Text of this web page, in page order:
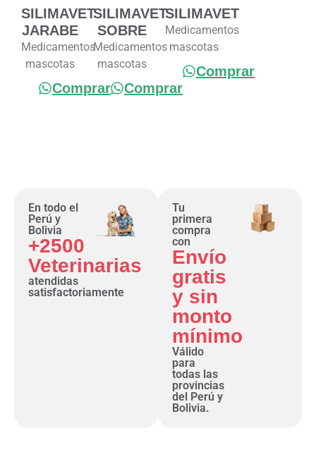
SILIMAVET
JARABE
Medicamentos
mascotas
Comprar
SILIMAVET
SOBRE
Medicamentos
mascotas
Comprar
SILIMAVET
Medicamentos
mascotas
Comprar
En todo el
Perú y
Bolivia
+2500
Veterinarias
atendidas
satisfactoriamente
Tu
primera
compra
con
Envío
gratis
y sin
monto
mínimo
Válido
para
todas las
provincias
del Perú y
Bolivia.